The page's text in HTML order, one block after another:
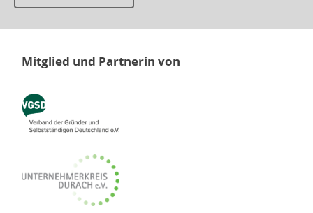
Mitglied und Partnerin von